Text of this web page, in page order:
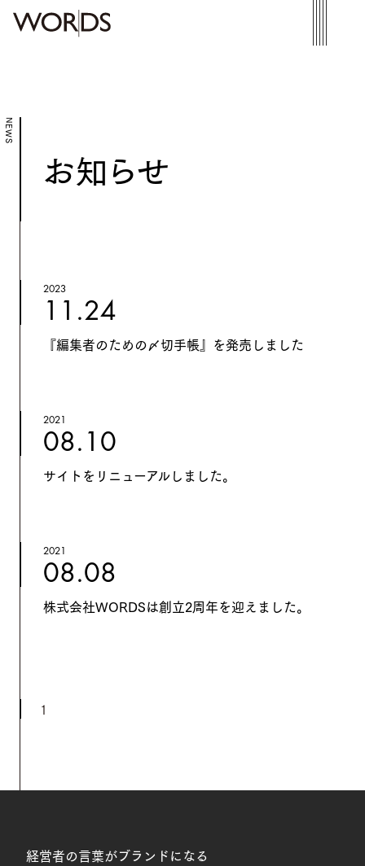
お知らせ
NEWS
2023
11.24
『編集者のための〆切手帳』を発売しました
2021
08.10
サイトをリニューアルしました。
2021
08.08
株式会社WORDSは創立2周年を迎えました。
1
経営者の言葉がブランドになる